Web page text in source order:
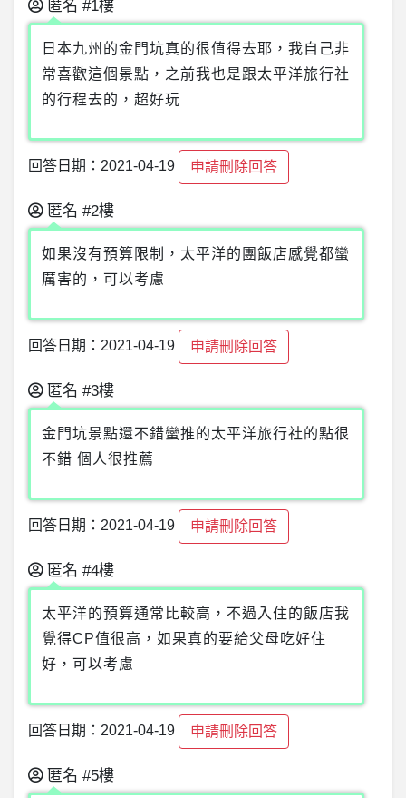
匿名 #1樓
日本九州的金門坑真的很值得去耶，我自己非
常喜歡這個景點，之前我也是跟太平洋旅行社
的行程去的，超好玩
回答日期：2021-04-19 申請刪除回答
匿名 #2樓
如果沒有預算限制，太平洋的團飯店感覺都蠻
厲害的，可以考慮
回答日期：2021-04-19 申請刪除回答
匿名 #3樓
金門坑景點還不錯蠻推的太平洋旅行社的點很
不錯 個人很推薦
回答日期：2021-04-19 申請刪除回答
匿名 #4樓
太平洋的預算通常比較高，不過入住的飯店我
覺得CP值很高，如果真的要給父母吃好住
好，可以考慮
回答日期：2021-04-19 申請刪除回答
匿名 #5樓